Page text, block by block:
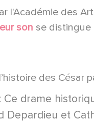
l'Académie des
son se distingue
des César
Ce drame
et